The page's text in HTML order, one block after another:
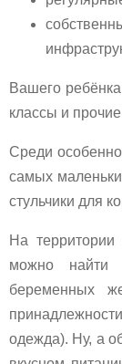
Вашего
классы и
Среди
самых
стульчики для
На территории
можно
беременных
одежда). Ну, а